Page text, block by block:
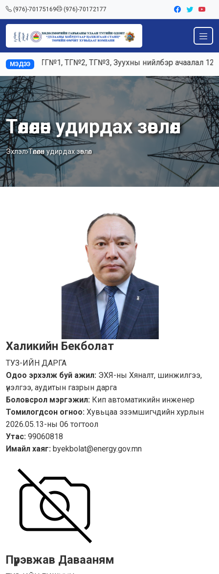
(976)-70175169 (976)-70172177
МЭДЭЭ
К5, ТГ№1, ТГ№2, ТГ№3, Зуухны нийлбэр ачаалал 120-
Төлөөлөн удирдах зөвлөл
Эхлэл Төлөөлөн удирдах зөвлөл
Халикийн Бекболат
ТУЗ-ИЙН ДАРГА
Одоо эрхэлж буй ажил: ЭХЯ-ны Хяналт, шинжилгээ,
үнэлгээ, аудитын газрын дарга
Боловсрол мэргэжил: Кип автоматикийн инженер
Томилогдсон огноо: Хувьцаа эзэмшигчдийн хурлын
2026.05.13-ны 06 тогтоол
Утас: 99060818
Имайл хаяг: byekbolat@energy.gov.mn
Пүрэвжав Давааням